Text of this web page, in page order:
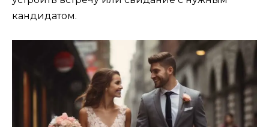
кандидатом.